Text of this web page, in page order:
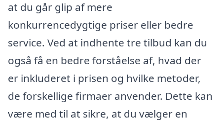
at du går glip af mere
konkurrencedygtige priser eller bedre
service. Ved at indhente tre tilbud kan du
også få en bedre forståelse af, hvad der
er inkluderet i prisen og hvilke metoder,
de forskellige firmaer anvender. Dette kan
være med til at sikre, at du vælger en